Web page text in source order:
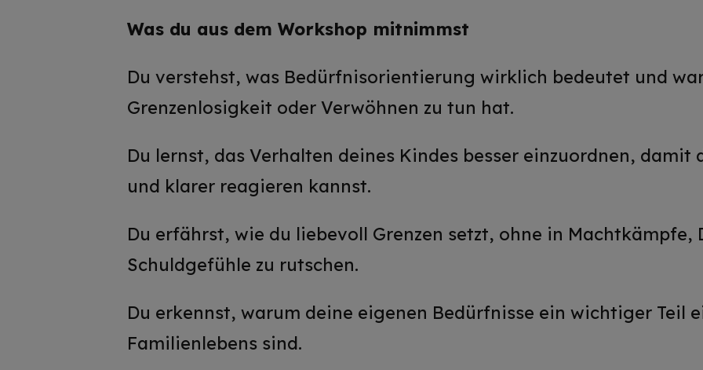
Was du aus dem Workshop mitnimmst
Du verstehst, was Bedürfnisorientierung wirklich bedeutet und
Grenzenlosigkeit oder Verwöhnen zu tun hat.
Du lernst, das Verhalten deines Kindes besser einzuordnen, damit
und klarer reagieren kannst.
Du erfährst, wie du liebevoll Grenzen setzt, ohne in Machtkämpfe,
Schuldgefühle zu rutschen.
Du erkennst, warum deine eigenen Bedürfnisse ein wichtiger Teil
Familienlebens sind.